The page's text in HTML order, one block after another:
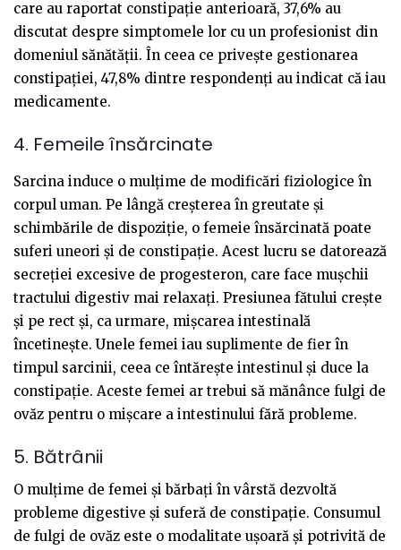
care au raportat constipație anterioară, 37,6% au
discutat despre simptomele lor cu un profesionist din
domeniul sănătății. În ceea ce privește gestionarea
constipației, 47,8% dintre respondenți au indicat că iau
medicamente.
4. Femeile însărcinate
Sarcina induce o mulțime de modificări fiziologice în
corpul uman. Pe lângă creșterea în greutate și
schimbările de dispoziție, o femeie însărcinată poate
suferi uneori și de constipație. Acest lucru se datorează
secreției excesive de progesteron, care face mușchii
tractului digestiv mai relaxați. Presiunea fătului crește
și pe rect și, ca urmare, mișcarea intestinală
încetinește. Unele femei iau suplimente de fier în
timpul sarcinii, ceea ce întărește intestinul și duce la
constipație. Aceste femei ar trebui să mănânce fulgi de
ovăz pentru o mișcare a intestinului fără probleme.
5. Bătrânii
O mulțime de femei și bărbați în vârstă dezvoltă
probleme digestive și suferă de constipație. Consumul
de fulgi de ovăz este o modalitate ușoară și potrivită de